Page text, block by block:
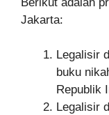
Jakarta:
Legalisir
buku
Republik
Legalisir